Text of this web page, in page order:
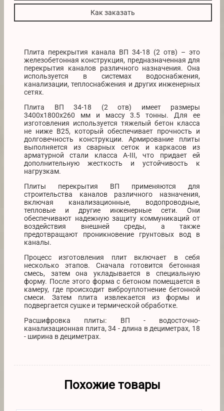
Как заказать
Плита перекрытия канала ВП 34-18 (2 отв) – это
железобетонная конструкция, предназначенная для
перекрытия каналов различного назначения. Она
используется в системах водоснабжения,
канализации, теплоснабжения и других инженерных
сетях.
Плита ВП 34-18 (2 отв) имеет размеры
3400х1800х260 мм и массу 3.5 тонны. Для ее
изготовления используется тяжелый бетон класса
не ниже B25, который обеспечивает прочность и
долговечность конструкции. Армирование плиты
выполняется из сварных сеток и каркасов из
арматурной стали класса A-III, что придает ей
дополнительную жесткость и устойчивость к
нагрузкам.
Плиты перекрытия ВП применяются для
строительства каналов различного назначения,
включая канализационные, водопроводные,
тепловые и другие инженерные сети. Они
обеспечивают надежную защиту коммуникаций от
воздействия внешней среды, а также
предотвращают проникновение грунтовых вод в
каналы.
Процесс изготовления плит включает в себя
несколько этапов. Сначала готовится бетонная
смесь, затем она укладывается в специальную
форму. После этого форма с бетоном помещается в
камеру, где происходит виброуплотнение бетонной
смеси. Затем плита извлекается из формы и
подвергается сушке и термической обработке.
Расшифровка плиты: ВП - водосточно-
канализационная плита, 34 - длина в дециметрах, 18
- ширина в дециметрах.
Похожие товары